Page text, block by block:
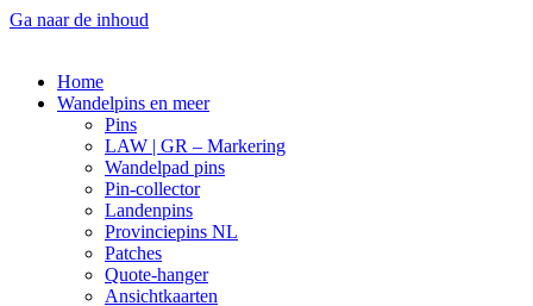
Ga naar de inhoud
Home
Wandelpins en meer
Pins
LAW | GR – Markering
Wandelpad pins
Pin-collector
Landenpins
Provinciepins NL
Patches
Quote-hanger
Ansichtkaarten